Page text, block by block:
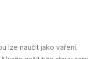
lze naučit jako vaření.